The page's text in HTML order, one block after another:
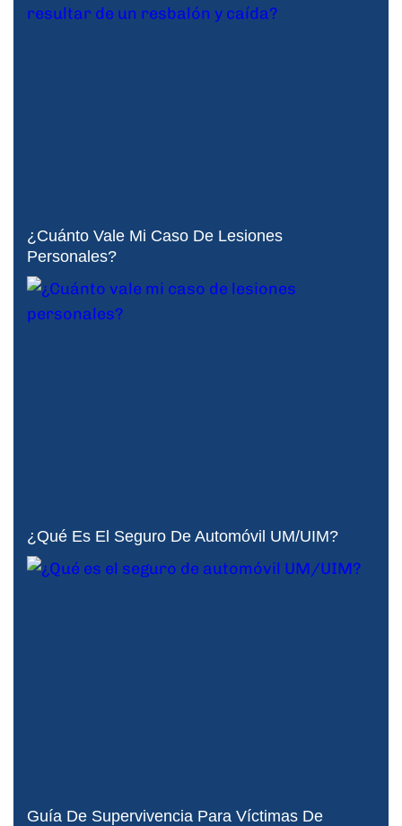
¿Cuánto Vale Mi Caso De Lesiones
Personales?
¿Qué Es El Seguro De Automóvil UM/UIM?
Guía De Supervivencia Para Víctimas De